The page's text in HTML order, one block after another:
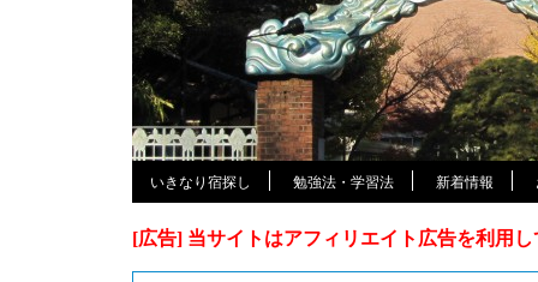
いきなり宿探し 勉強法・学習法 新着情報
[広告] 当サイトはアフィリエイト広告を利用